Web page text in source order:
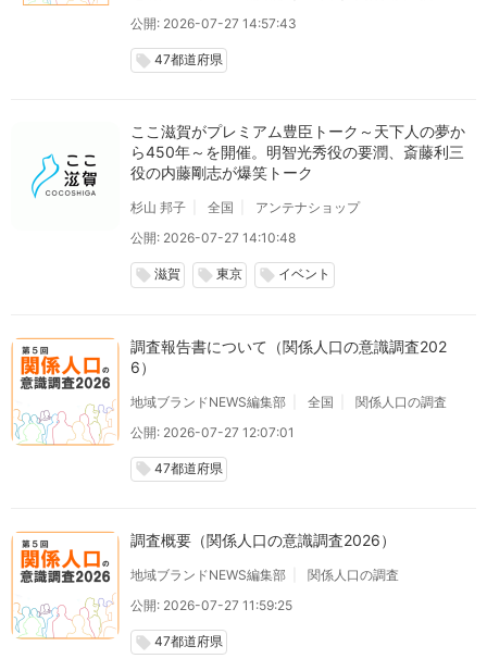
公開: 2026-07-27 14:57:43
local_offer 47都道府県
ここ滋賀がプレミアム豊臣トーク～天下人の夢か
ら450年～を開催。明智光秀役の要潤、斎藤利三
役の内藤剛志が爆笑トーク
杉山 邦子 全国
アンテナショップ
公開: 2026-07-27 14:10:48
local_offer 滋賀 local_offer 東京 local_offer イベント
調査報告書について（関係人口の意識調査202
6）
地域ブランドNEWS編集部 全国
関係人口の調査
公開: 2026-07-27 12:07:01
local_offer 47都道府県
調査概要（関係人口の意識調査2026）
地域ブランドNEWS編集部
関係人口の調査
公開: 2026-07-27 11:59:25
local_offer 47都道府県